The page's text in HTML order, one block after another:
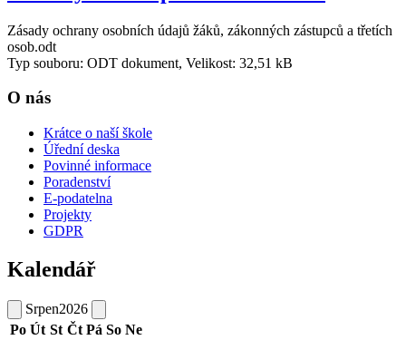
Zásady ochrany osobních údajů žáků, zákonných zástupců a třetích
osob.odt
Typ souboru: ODT dokument, Velikost: 32,51 kB
O nás
Krátce o naší škole
Úřední deska
Povinné informace
Poradenství
E-podatelna
Projekty
GDPR
Kalendář
Srpen2026
Po Út St Čt Pá So Ne